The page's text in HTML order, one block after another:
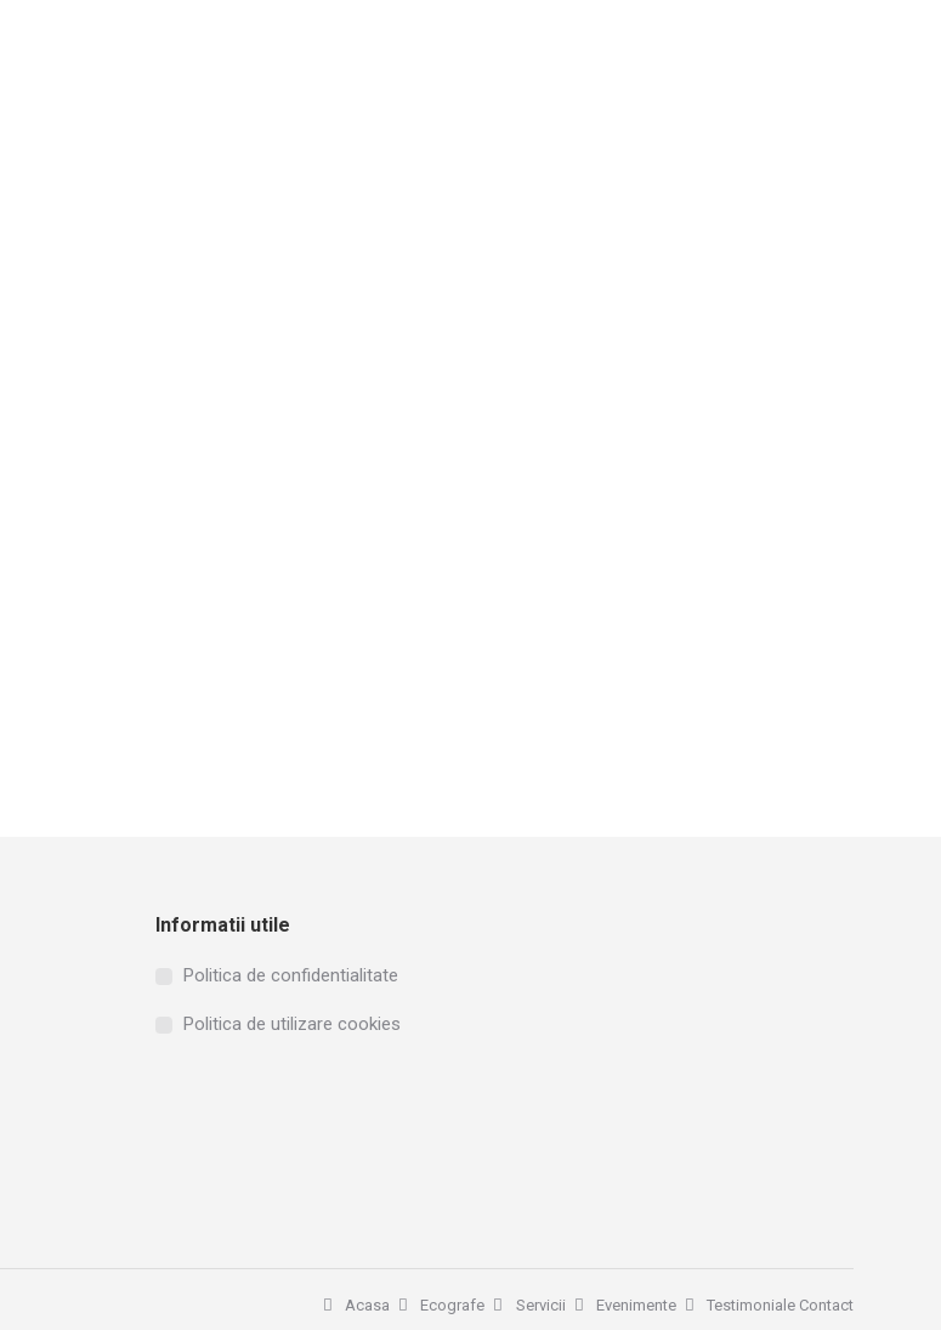
Informatii utile
Politica de confidentialitate
Politica de utilizare cookies
Acasa Ecografe Servicii Evenimente Testimoniale Contact